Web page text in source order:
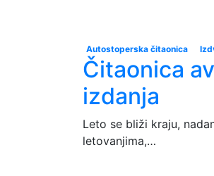
Autostoperska čitaonica
Čitaonica
izdanja
Leto se bliži kraju,
letovanjima,…